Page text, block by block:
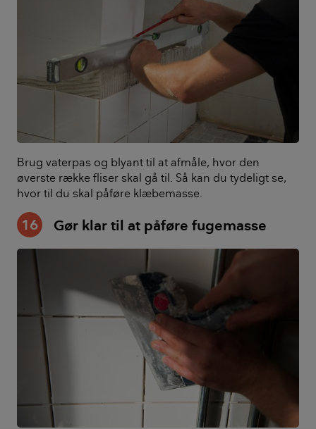
Brug vaterpas og blyant til at afmåle, hvor den
øverste række fliser skal gå til. Så kan du tydeligt se,
hvor til du skal påføre klæbemasse.
16 Gør klar til at påføre fugemasse